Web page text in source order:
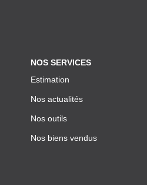
NOS SERVICES
Estimation
Nos actualités
Nos outils
Nos biens vendus